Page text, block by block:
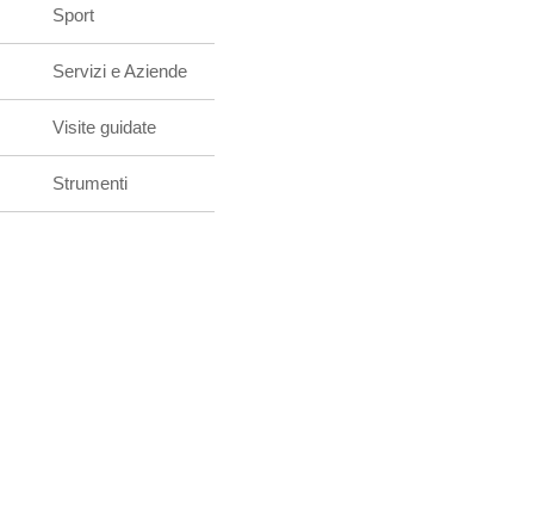
Sport
Servizi e Aziende
Visite guidate
Strumenti